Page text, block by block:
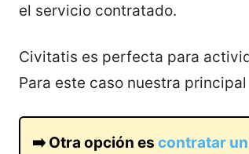
el servicio contratado.
Civitatis es perfecta para
Para este caso nuestra
➡️ Otra opción es contratar